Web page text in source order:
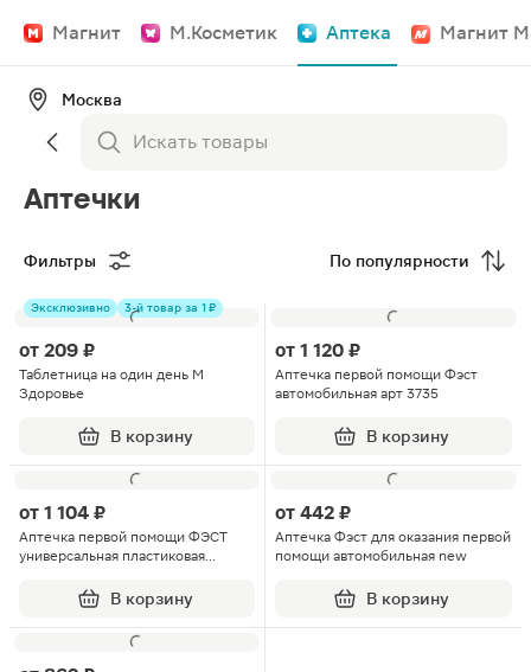
Магнит М.Косметик Аптека Магнит
Москва
Аптечки
Фильтры По популярности
Эксклюзивно 3-й товар за 1 ₽
от 209 ₽
Таблетница на один день М
Здоровье
В корзину
от 1 120 ₽
Аптечка первой помощи Фэст
автомобильная арт 3735
В корзину
от 1 104 ₽
Аптечка первой помощи ФЭСТ
универсальная пластиковая
В корзину
от 442 ₽
Аптечка Фэст для оказания первой
помощи автомобильная new
В корзину